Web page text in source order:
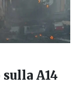
A14